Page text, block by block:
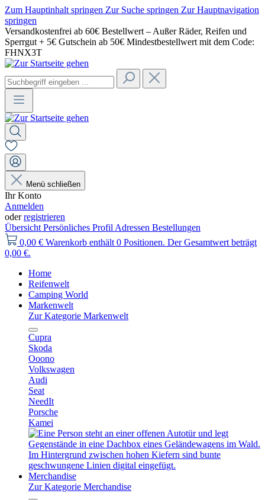
Zum Hauptinhalt springen Zur Suche springen Zur Hauptnavigation
springen
Versandkostenfrei ab 60€ Bestellwert – Außer Räder, Reifen und
Sperrgut + 5€ Gutschein ab 50€ Mindestbestellwert mit dem Code:
FHNX3T
Menü schließen
Ihr Konto
Anmelden
oderregistrieren
Übersicht Persönliches Profil Adressen Bestellungen
0,00 € Warenkorb enthält 0 Positionen. Der Gesamtwert beträgt
0,00 €.
Home
Reifenwelt
Camping World
Markenwelt
Zur Kategorie Markenwelt
Cupra
Skoda
Ooono
Volkswagen
Audi
Seat
NeedIt
Porsche
Kamei
Merchandise
Zur Kategorie Merchandise